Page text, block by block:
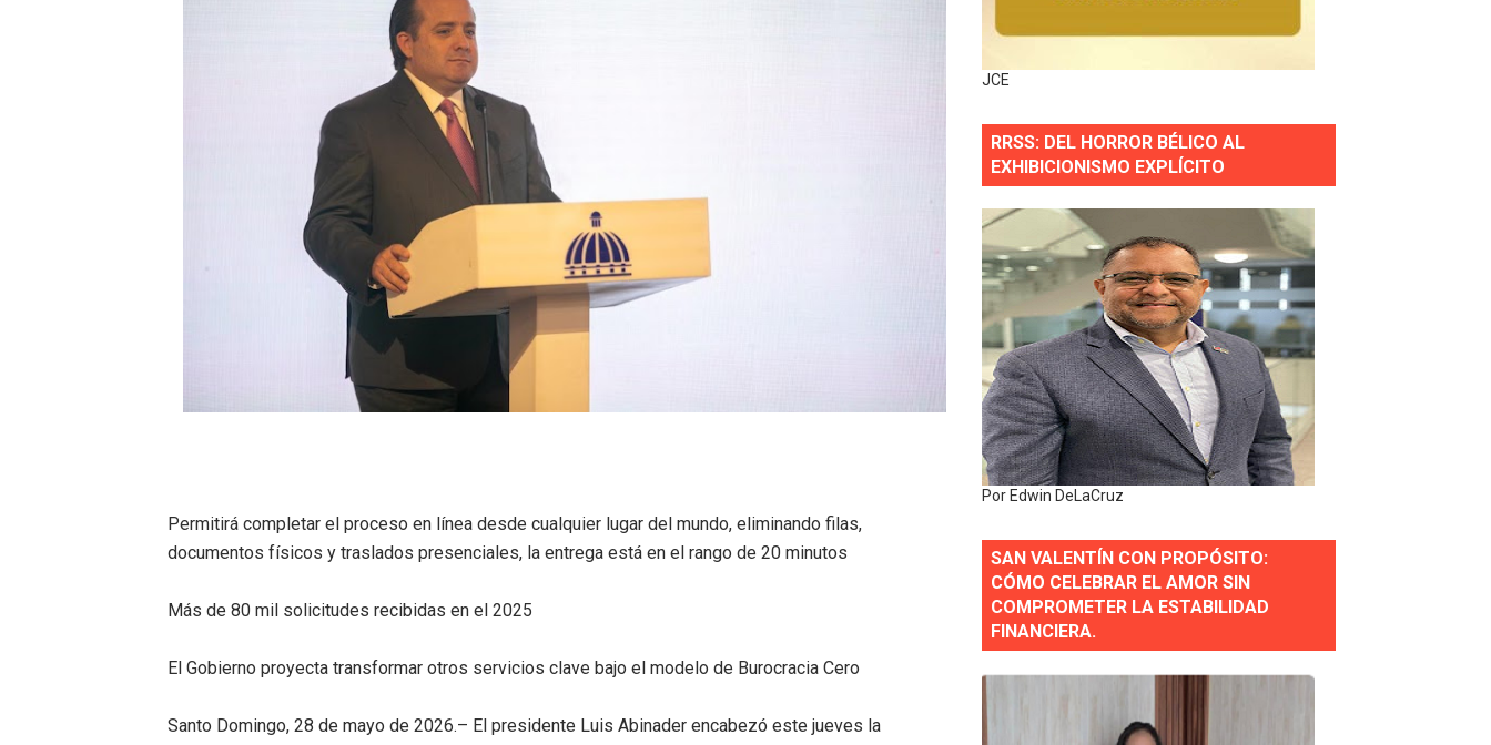
Roberto Ángel Salcedo anuncia festival cultural para la región Este
Respuesta oportuna de Propeep permite a familia de La Cuaba recuperar su hogar tras incendio
Juramentan a Angelina Biviana Riveiro como nueva vicepresidenta ejecutiva de Fiduciaria Reservas.
DIGEIG y Liga Municipal Dominicana impulsan metas de transparencia
Tribunal Superior Administrativo anula permisos urbanísticos del proyecto Everest Tower en Piantini
JCE flexibiliza renovación de cédula: adiós al orden por mes de nacimiento en municipios pequeños
Restaurante Amigos es reconocido por sus cuatro décadas de excelencia en el sector gastronómico
Banco Popular escala 17 posiciones en los mil mejores bancos del mundo
SNS y el SRSO actualizan Manual de Comunicación Interna y Externa para fortalecer gestión comunicacional en salud
Osiris de León responde a Roberto Tineo y a Yeisy por sus críticas destempladas sobre Presa de Guaiguí: "Es ignorancia supina"
DGPCF: 55 años sembrando desarrollo y fortaleciendo la frontera dominicana
Operativo interagencial frena delitos ambientales y recupera terrenos en zonas protegidas del país
-Propeep y Gestión Presidencial encabezan entrega compensación a comerciantes impactados por la obra vial, en cumplimiento de un
Ministerio de Defensa siembra esperanza y protege el agua mediante Jornada de Reforestación en Manabao
Permitirá completar el proceso en línea desde cualquier lugar del mundo, eliminando filas,
documentos físicos y traslados presenciales, la entrega está en el rango de 20 minutos
Más de 80 mil solicitudes recibidas en el 2025
El Gobierno proyecta transformar otros servicios clave bajo el modelo de Burocracia Cero
Santo Domingo, 28 de mayo de 2026.– El presidente Luis Abinader encabezó este jueves la
JCE
RRSS: DEL HORROR BÉLICO AL
EXHIBICIONISMO EXPLÍCITO
Por Edwin DeLaCruz
SAN VALENTÍN CON PROPÓSITO:
CÓMO CELEBRAR EL AMOR SIN
COMPROMETER LA ESTABILIDAD
FINANCIERA.